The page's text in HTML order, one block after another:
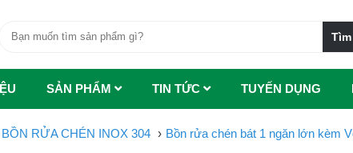
SẢN PHẨM TIN TỨC TUYẾN DỤNG
BỒN RỬA CHÉN INOX 304 Bồn rửa chén bát 1 ngăn lớn kèm